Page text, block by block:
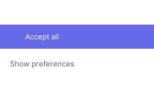
Regenschauer Ihr
ebenfalls witterungsbeständig
Feuchtigkeit aus. Es hat
Schädlinge aufgrund des
Minimum beschränkt. Mit
direkt entfernen, wodurch
Fußkappen bieten Schutz für
Show preferences
Accept all